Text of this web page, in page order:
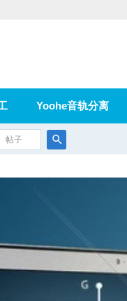
Yoohe音轨分离
在线论坛
帖子
索